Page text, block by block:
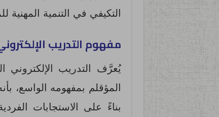
التكيفي في التنمية المهنية
مفهوم التدريب
يُعرَّف التدريب الإلكتروني
المؤقلم بمفهومه الواسع،
بناءً على الاستجابات